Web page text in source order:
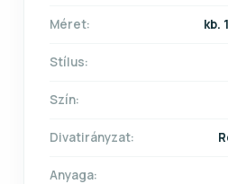
Méret: kb.
Stílus:
Szín:
Divatirányzat:
Anyaga: